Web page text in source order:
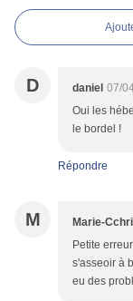
D daniel 07/
Oui les
le bordel !
Répondre
M Marie-
Petite
s'asseoir à
eu des